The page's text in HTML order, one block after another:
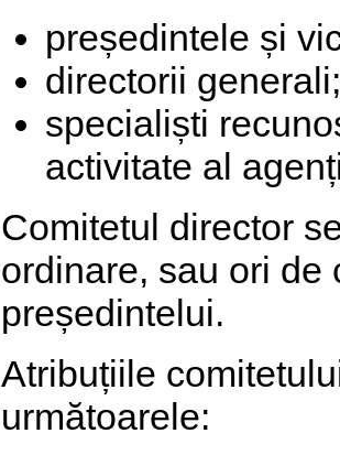
președintele și
directorii generali;
specialiști
activitate al
Comitetul director
ordinare, sau ori de
președintelui.
Atribuțiile
următoarele: